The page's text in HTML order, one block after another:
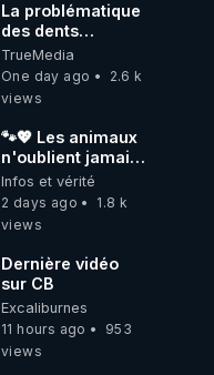
La problématique
des dents
dévitalisées et
des implants
TrueMedia
One day ago
2.6 k
views
🐾💖 Les animaux
n'oublient jamais
ceux qu'ils
aiment… 🥹❤️
Infos et vérité
2 days ago
1.8 k
views
Dernière vidéo
sur CB
Excaliburnes
11 hours ago
953
views